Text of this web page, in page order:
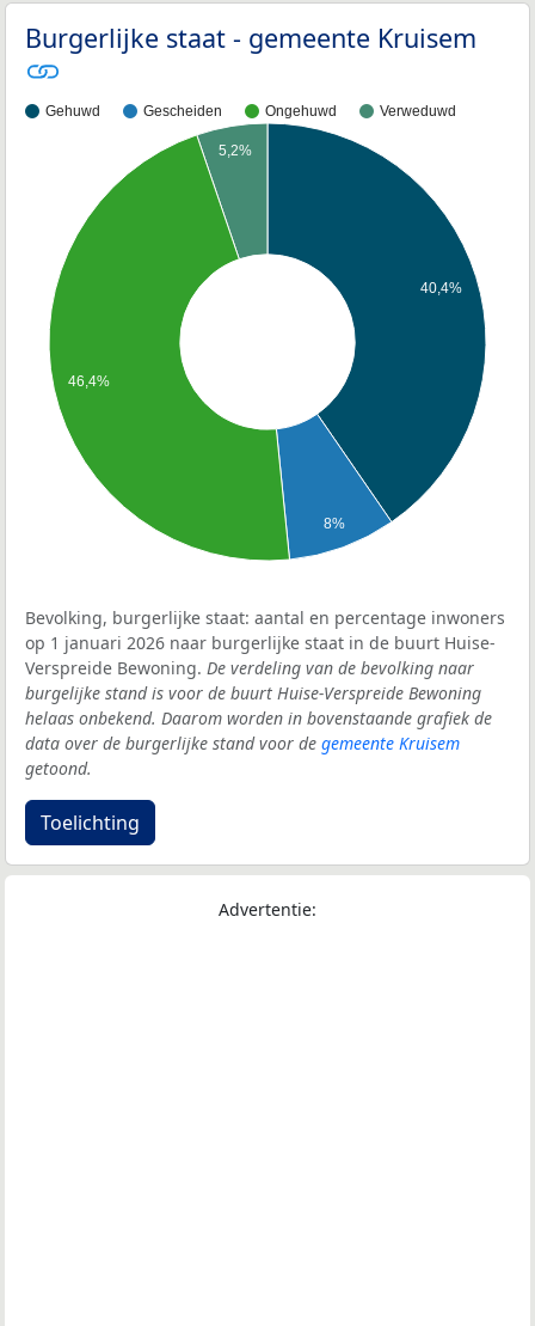
Burgerlijke staat - gemeente Kruisem
Gehuwd Gescheiden Ongehuwd Verweduwd
40,4%
8%
5,2%
46,4%
Bevolking, burgerlijke staat: aantal en percentage inwoners
op 1 januari 2026 naar burgerlijke staat in de buurt Huise-
Verspreide Bewoning. De verdeling van de bevolking naar
burgelijke stand is voor de buurt Huise-Verspreide Bewoning
helaas onbekend. Daarom worden in bovenstaande grafiek de
data over de burgerlijke stand voor de gemeente Kruisem
getoond.
Toelichting
Advertentie: